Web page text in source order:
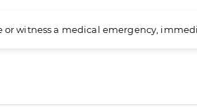
or witness a medical emergency,